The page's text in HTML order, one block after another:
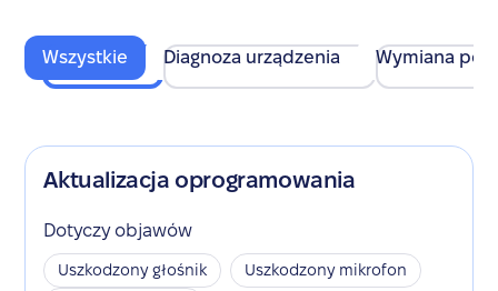
Wszystkie Diagnoza urządzenia Wymiana
Aktualizacja oprogramowania
Dotyczy objawów
Uszkodzony głośnik
Uszkodzony mikrofon